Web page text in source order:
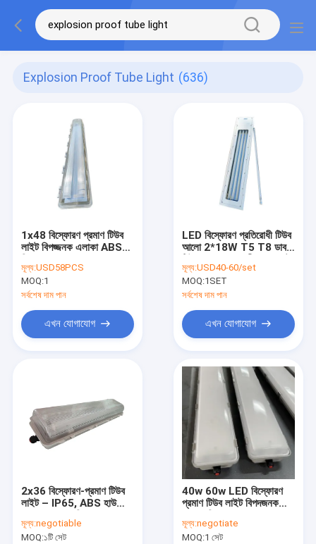
Explosion Proof Tube Light (636)
1x48 বিস্ফোরণ প্রমাণ টিউব
লাইট বিপজ্জনক এলাকা ABS
মূল্য:USD58PCS
MOQ:1
সর্বশেষ দাম পান
এখন যোগাযোগ
LED বিস্ফোরণ প্রতিরোধী টিউব
আলো 2*18W T5 T8 ডাবল
ল্যাম্প 1.2M নেতৃত্বাধীন রৈখিক
আলো
মূল্য:USD40-60/set
MOQ:1SET
সর্বশেষ দাম পান
এখন যোগাযোগ
2x36 বিস্ফোরণ-প্রমাণ টিউব
লাইট – IP65, ABS হাউজিং,
এলাকার আলো
মূল্য:negotiable
MOQ:১টি সেট
40w 60w LED বিস্ফোরণ
প্রমাণ টিউব লাইট বিপদজনক
মূল্য:negotiate
MOQ:1 সেট